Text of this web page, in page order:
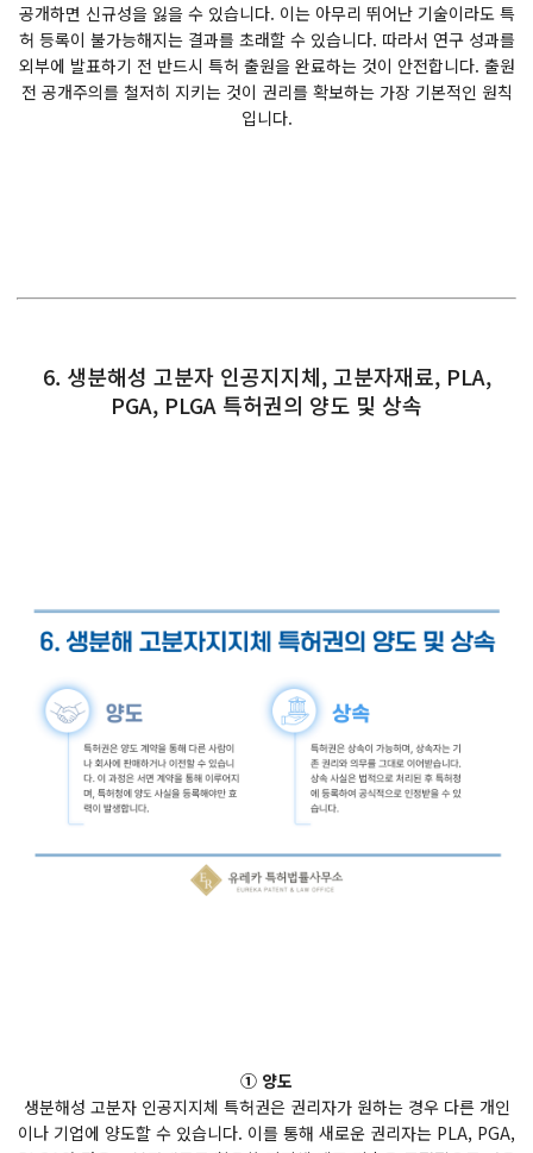
공개하면 신규성을 잃을 수 있습니다. 이는 아무리 뛰어난 기술이라도 특
허 등록이 불가능해지는 결과를 초래할 수 있습니다. 따라서 연구 성과를
외부에 발표하기 전 반드시 특허 출원을 완료하는 것이 안전합니다. 출원
전 공개주의를 철저히 지키는 것이 권리를 확보하는 가장 기본적인 원칙
입니다.
6. 생분해성 고분자 인공지지체, 고분자재료, PLA,
PGA, PLGA 특허권의 양도 및 상속
① 양도
생분해성 고분자 인공지지체 특허권은 권리자가 원하는 경우 다른 개인
이나 기업에 양도할 수 있습니다. 이를 통해 새로운 권리자는 PLA, PGA,